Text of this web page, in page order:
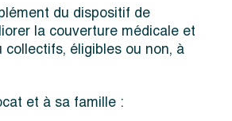
du dispositif de
la couverture médicale et
éligibles ou non, à
et à sa famille :